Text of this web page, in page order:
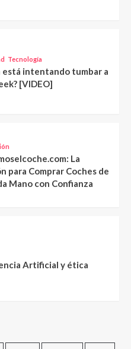
Tecnología
está intentando tumbar a
[VIDEO]
La
para Comprar Coches de
Mano con Confianza
Artificial y ética